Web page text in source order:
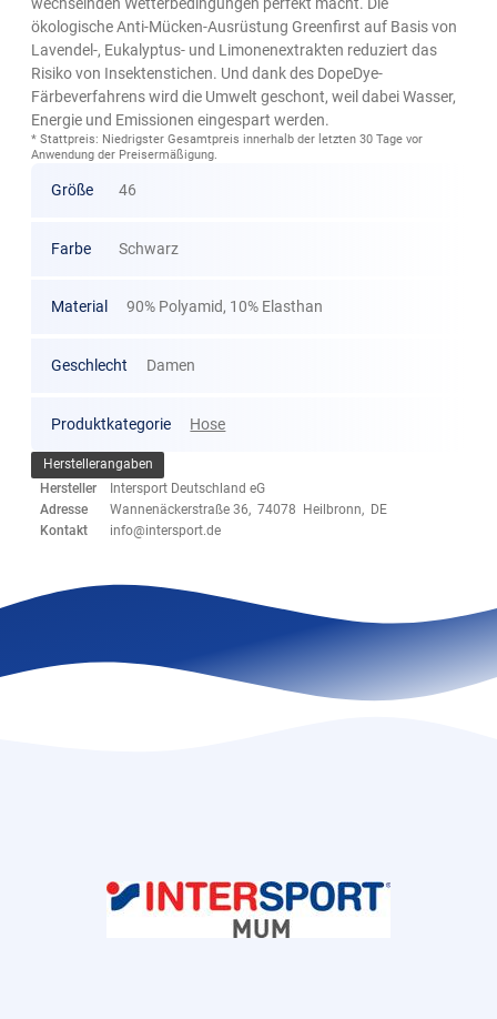
ökologische Anti-Mücken-Ausrüstung Greenfirst auf Basis von
Lavendel-, Eukalyptus- und Limonenextrakten reduziert das
Risiko von Insektenstichen. Und dank des DopeDye-
Färbeverfahrens wird die Umwelt geschont, weil dabei Wasser,
Energie und Emissionen eingespart werden.
* Stattpreis: Niedrigster Gesamtpreis innerhalb der letzten 30 Tage vor
Anwendung der Preisermäßigung.
Größe 46
Farbe Schwarz
Material 90% Polyamid, 10% Elasthan
Geschlecht Damen
Produktkategorie Hose
Herstellerangaben
Hersteller
Intersport Deutschland eG
Adresse
Wannenäckerstraße 36, 74078 Heilbronn, DE
Kontakt
info@intersport.de